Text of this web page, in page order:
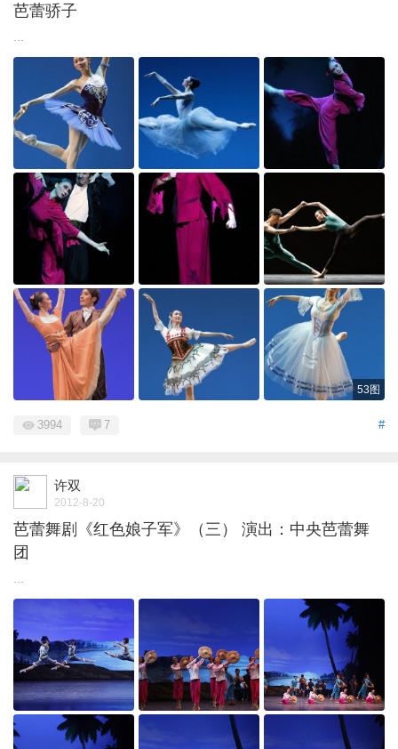
芭蕾骄子
53图
#
3994 7
许双
2012-8-20
芭蕾舞剧《红色娘子军》（三） 演出：中央芭蕾舞
团